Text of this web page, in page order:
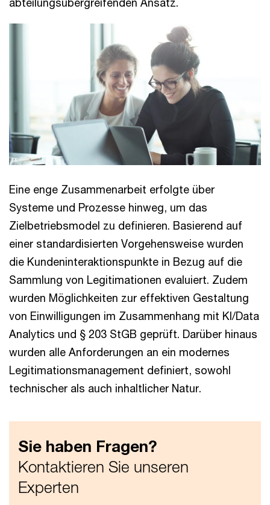
Eine enge Zusammenarbeit erfolgte über
Systeme und Prozesse hinweg, um das
Zielbetriebsmodel zu definieren. Basierend auf
einer standardisierten Vorgehensweise wurden
die Kundeninteraktionspunkte in Bezug auf die
Sammlung von Legitimationen evaluiert. Zudem
wurden Möglichkeiten zur effektiven Gestaltung
von Einwilligungen im Zusammenhang mit KI/Data
Analytics und § 203 StGB geprüft. Darüber hinaus
wurden alle Anforderungen an ein modernes
Legitimationsmanagement definiert, sowohl
technischer als auch inhaltlicher Natur.
Sie haben Fragen?
Kontaktieren Sie unseren
Experten